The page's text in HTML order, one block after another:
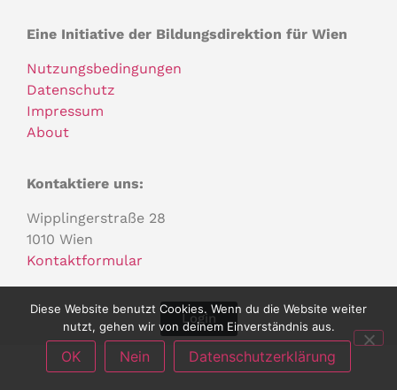
Eine Initiative der Bildungsdirektion für Wien
Nutzungsbedingungen
Datenschutz
Impressum
About
Kontaktiere uns:
Wipplingerstraße 28
1010 Wien
Kontaktformular
Login
Diese Website benutzt Cookies. Wenn du die Website weiter
nutzt, gehen wir von deinem Einverständnis aus.
OK Nein Datenschutzerklärung